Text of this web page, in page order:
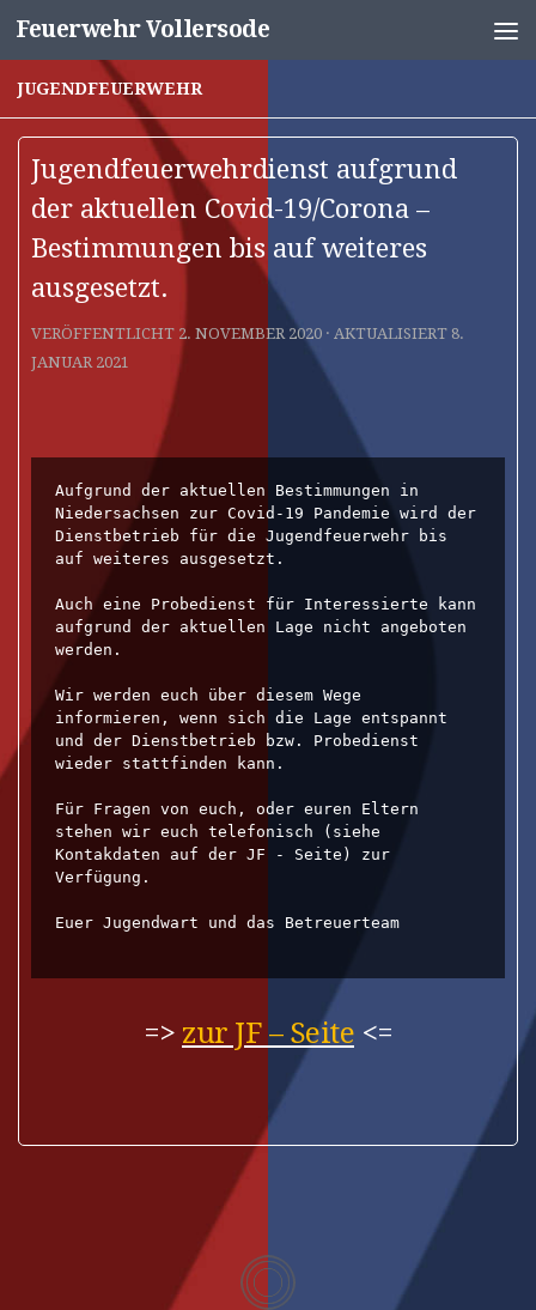
Unter dem Inhalt
Feuerwehr Vollersode
JUGENDFEUERWEHR
Jugendfeuerwehrdienst aufgrund
der aktuellen Covid-19/Corona –
Bestimmungen bis auf weiteres
ausgesetzt.
VERÖFFENTLICHT 2. NOVEMBER 2020 · AKTUALISIERT 8.
JANUAR 2021
Aufgrund der aktuellen Bestimmungen in
Niedersachsen zur Covid-19 Pandemie wird der
Dienstbetrieb für die Jugendfeuerwehr bis
auf weiteres ausgesetzt.
Auch eine Probedienst für Interessierte kann
aufgrund der aktuellen Lage nicht angeboten
werden.
Wir werden euch über diesem Wege
informieren, wenn sich die Lage entspannt
und der Dienstbetrieb bzw. Probedienst
wieder stattfinden kann.
Für Fragen von euch, oder euren Eltern
stehen wir euch telefonisch (siehe
Kontakdaten auf der JF - Seite) zur
Verfügung.
Euer Jugendwart und das Betreuerteam
=> zur JF – Seite <=